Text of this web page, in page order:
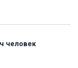
человек